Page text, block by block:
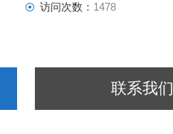
访问次数： 1478
联系我们